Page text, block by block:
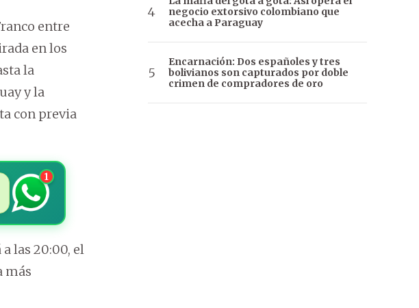
entre
en los
la
y la
con previa
1
las 20:00, el
más
negocio extorsivo colombiano que
acecha a Paraguay
Encarnación: Dos españoles y tres
bolivianos son capturados por doble
crimen de compradores de oro